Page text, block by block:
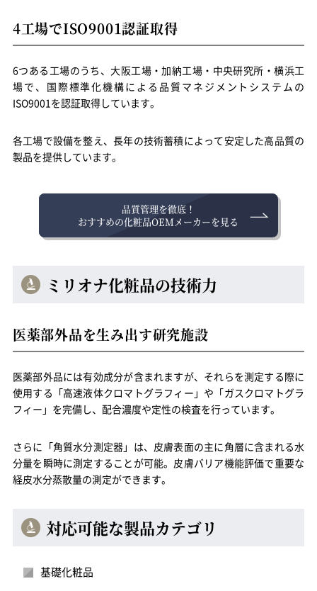
4工場でISO9001認証取得
6つある工場のうち、大阪工場・加納工場・中央研究所・横浜工
場で、国際標準化機構による品質マネジメントシステムの
ISO9001を認証取得しています。
各工場で設備を整え、長年の技術蓄積によって安定した高品質の
製品を提供しています。
品質管理を徹底！
おすすめの化粧品OEMメーカーを見る
ミリオナ化粧品の技術力
医薬部外品を生み出す研究施設
医薬部外品には有効成分が含まれますが、それらを測定する際に
使用する「高速液体クロマトグラフィー」や「ガスクロマトグラ
フィー」を完備し、配合濃度や定性の検査を行っています。
さらに「角質水分測定器」は、皮膚表面の主に角層に含まれる水
分量を瞬時に測定することが可能。皮膚バリア機能評価で重要な
経皮水分蒸散量の測定ができます。
対応可能な製品カテゴリ
基礎化粧品